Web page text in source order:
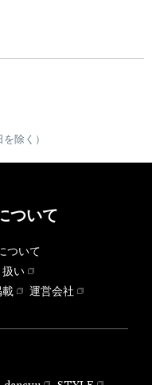
除く）
ついて
ついて
扱い
載
運営会社